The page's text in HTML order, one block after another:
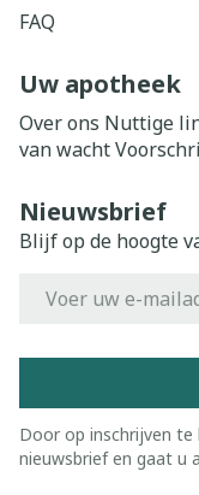
FAQ
Uw apotheek
Over ons Nuttige
van wacht
Nieuwsbrief
Blijf op de hoogte
Door op inschrijven te
nieuwsbrief en gaat u